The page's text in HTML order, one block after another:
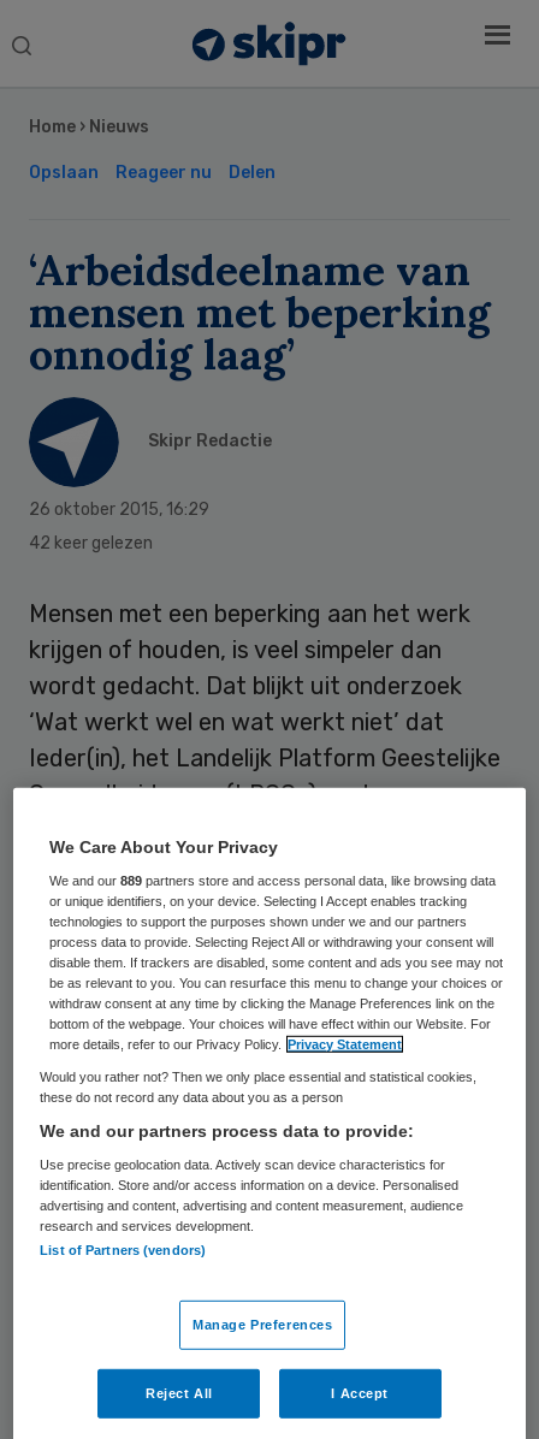
Search
Home › Nieuws
Opslaan Reageer nu Delen
‘Arbeidsdeelname van
mensen met beperking
onnodig laag’
Skipr Redactie
26 oktober 2015, 16:29
42 keer gelezen
Mensen met een beperking aan het werk
krijgen of houden, is veel simpeler dan
wordt gedacht. Dat blijkt uit onderzoek
‘Wat werkt wel en wat werkt niet’ dat
Ieder(in), het Landelijk Platform Geestelijke
Gezondheidszorg (LPGGz) en de
vijfduizend mensen met een ziekte of
geestelijke of lichamelijke beperking deden.
Voor mensen met een beperking die al een
baan hebben, is een goede sociale
werkomgeving belangrijk. Op de werkvloer
zijn steun en begrip van collega’s, onder wie
leidinggevenden, het belangrijkst. Voor wie
niet werkt, zijn eenvoudige veranderingen
als aanpassing van werktijden en van het
werk zelf nodig om actief te worden op de
arbeidsmarkt. Maar zij komen die
tegen. Op zoek naar werk lopen ze tegen
veel problemen aan: er is te weinig passend
werk, discriminatie en gebrek aan
Sidebar
We Care About Your Privacy
We and our889 partners store and access personal data, like browsing data
or unique identifiers, on your device. Selecting I Accept enables tracking
technologies to support the purposes shown under we and our partners
process data to provide. Selecting Reject All or withdrawing your consent will
disable them. If trackers are disabled, some content and ads you see may not
be as relevant to you. You can resurface this menu to change your choices or
withdraw consent at any time by clicking the Manage Preferences link on the
bottom of the webpage. Your choices will have effect within our Website. For
more details, refer to our Privacy Policy.
Privacy Statement
Would you rather not? Then we only place essential and statistical cookies,
these do not record any data about you as a person
We and our partners process data to provide:
Use precise geolocation data. Actively scan device characteristics for
identification. Store and/or access information on a device. Personalised
advertising and content, advertising and content measurement, audience
research and services development.
List of Partners (vendors)
Manage Preferences
Reject All I Accept